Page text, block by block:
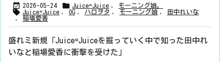
 2026-05-24  Juice=Juice , モーニング娘。
 Juice=Juice , OG , ハロヲタ , モーニング娘 ,
田中れいな
,
稲場愛香
盛れミ新規「Juice=Juiceを掘っていく中で知った田中れ
いなと稲場愛香に衝撃を受けた」